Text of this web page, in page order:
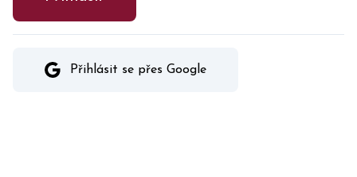
Přihlásit se přes Google